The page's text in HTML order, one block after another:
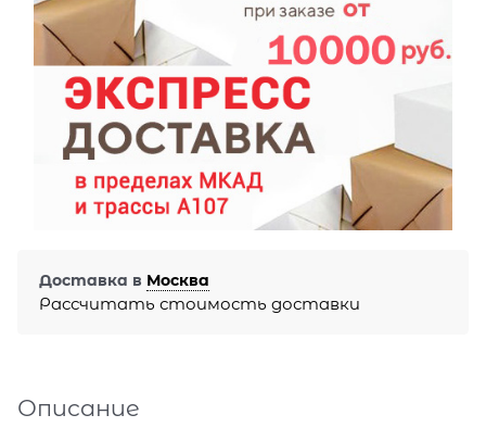
Доставка в Москва
Рассчитать стоимость доставки
Описание